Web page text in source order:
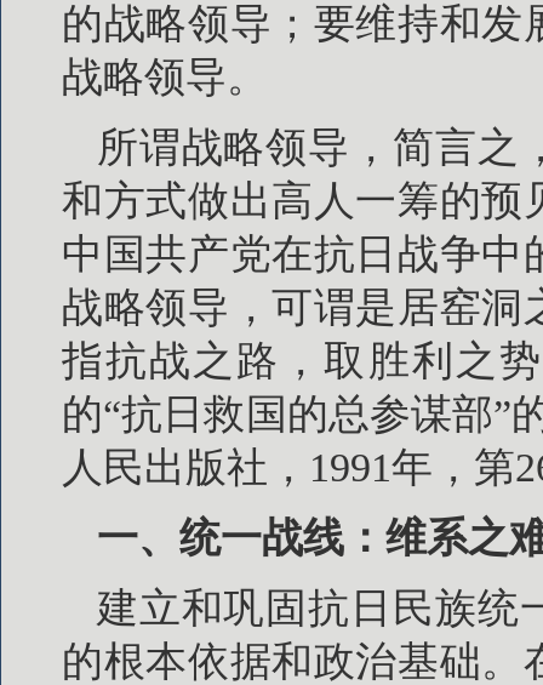
的战略领导；要维持和
战略领导。
所谓战略领导，简言之
和方式做出高人一筹的预
中国共产党在抗日战争
战略领导，可谓是居窑
指抗战之路，取胜利之
的“抗日救国的总参谋部”
人民出版社，1991年，第
一、统一战线：维系之
建立和巩固抗日民族统
的根本依据和政治基础